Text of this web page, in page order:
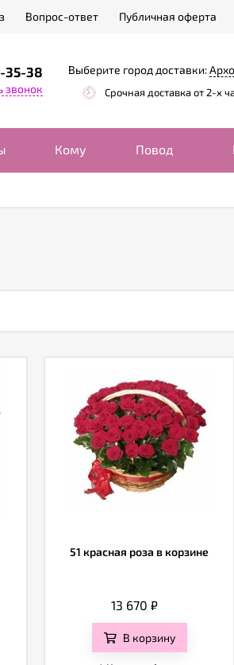
Вопрос-ответ Публичная оферта
35-38
звонок
Выберите город доставки:
Срочная доставка от 2-х
Кому Повод
51 красная роза в корзине
13 670 ₽
В корзину